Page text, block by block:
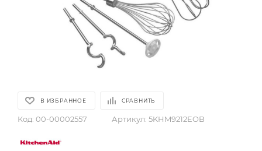
В ИЗБРАННОЕ СРАВНИТЬ
Код: 00-00002557 Артикул: 5KHM9212EOB